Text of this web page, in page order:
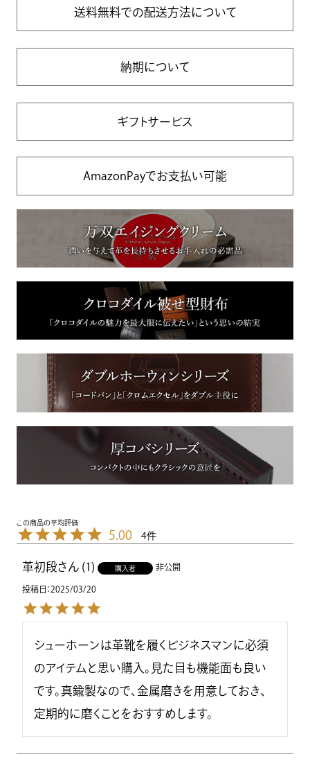
送料無料での配送方法について
納期について
ギフトサービス
AmazonPayでお支払い可能
5.00 4
革初段 1 購入者 非公開
投稿日 2025/03/20
シューホーンは革靴を履くビジネスマンに必須
のアイテムと思い購入。見た目も機能面も良い
です。真鍮製なので、金属磨きを用意しておき、
定期的に磨くことをおすすめします。